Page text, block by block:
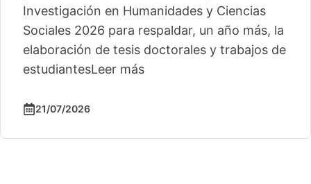
Investigación en Humanidades y Ciencias
Sociales 2026 para respaldar, un año más, la
elaboración de tesis doctorales y trabajos de
estudiantesLeer más
21/07/2026